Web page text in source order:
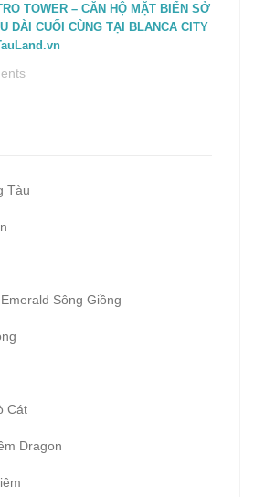
TOWER – CĂN HỘ MẶT BIỂN SỞ
DÀI CUỐI CÙNG TẠI BLANCA CITY
Tàu
Sông Giồng
Cát
Dragon